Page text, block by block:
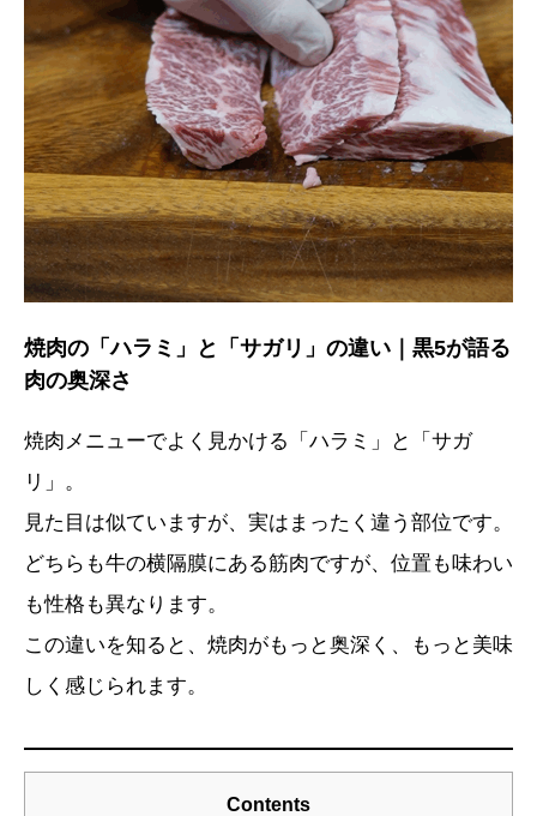
焼肉の「ハラミ」と「サガリ」の違い｜黒5が語る
肉の奥深さ
焼肉メニューでよく見かける「ハラミ」と「サガ
リ」。
見た目は似ていますが、実はまったく違う部位です。
どちらも牛の横隔膜にある筋肉ですが、位置も味わい
も性格も異なります。
この違いを知ると、焼肉がもっと奥深く、もっと美味
しく感じられます。
Contents